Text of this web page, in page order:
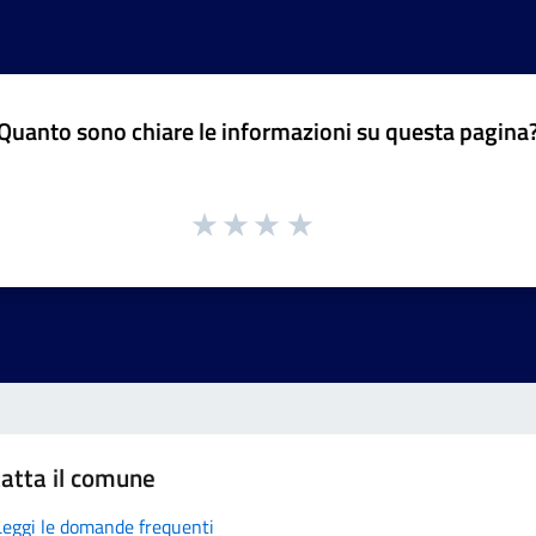
sono chiare le informazioni su questa
il comune
le domande frequenti